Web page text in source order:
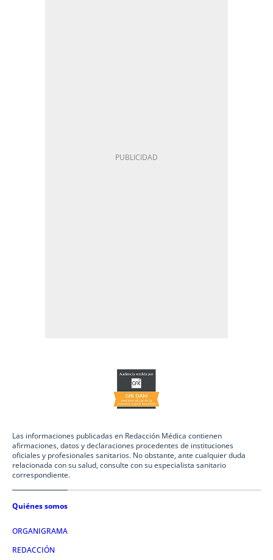
Las informaciones publicadas en Redacción Médica contienen
afirmaciones, datos y declaraciones procedentes de instituciones
oficiales y profesionales sanitarios. No obstante, ante cualquier duda
relacionada con su salud, consulte con su especialista sanitario
correspondiente.
Quiénes somos
ORGANIGRAMA
REDACCIÓN